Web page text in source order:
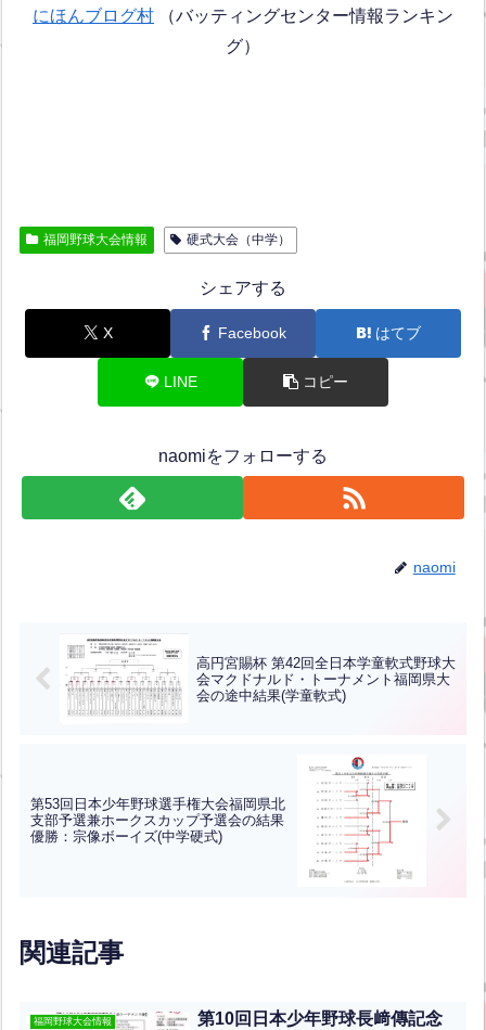
にほんブログ村 （バッティングセンター情報ランキン
グ）
福岡野球大会情報 硬式大会（中学）
シェアする
X Facebook はてブ
LINE コピー
naomiをフォローする
naomi
高円宮賜杯 第42回全日本学童軟式野球大
会マクドナルド・トーナメント福岡県大
会の途中結果(学童軟式)
第53回日本少年野球選手権大会福岡県北
支部予選兼ホークスカップ予選会の結果
優勝：宗像ボーイズ(中学硬式)
関連記事
福岡野球大会情報
第10回日本少年野球長﨑傳記念